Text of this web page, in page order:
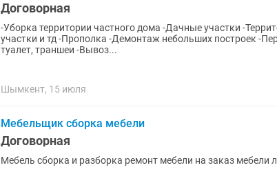
Договорная
-Уборка территории частного дома -Дачные участки -Территории магазинов -Придомовые
участки и тд -Прополка -Демонтаж небольших построек -
туалет, траншеи -Вывоз...
Шымкент, 15 июля
Мебельщик сборка мебели
Договорная
Мебель сборка и разборка ремонт мебели на заказ мебели